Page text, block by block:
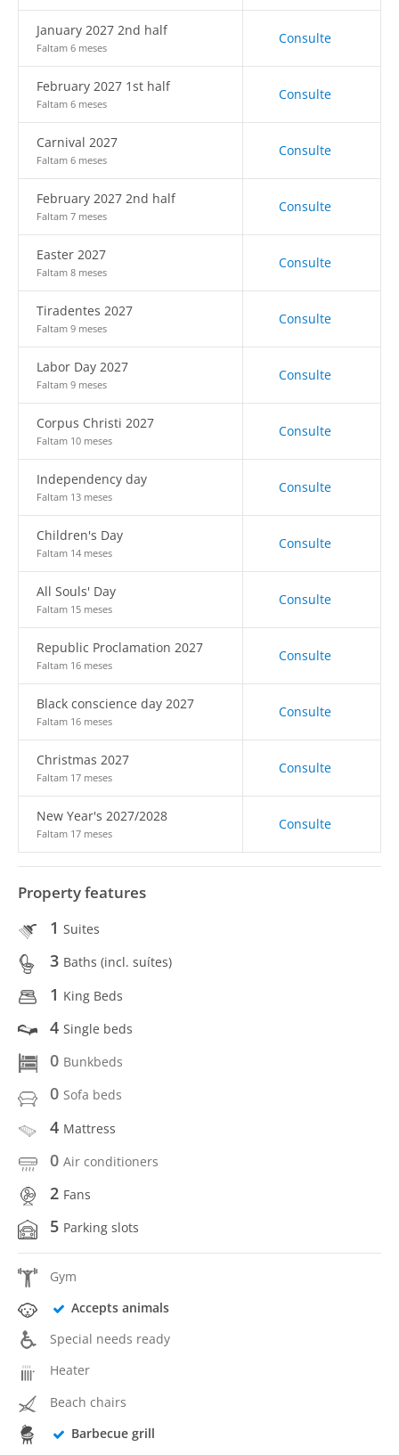
January 2027 2nd half
Faltam 6 meses
Consulte
February 2027 1st half
Faltam 6 meses
Consulte
Carnival 2027
Faltam 6 meses
Consulte
February 2027 2nd half
Faltam 7 meses
Consulte
Easter 2027
Faltam 8 meses
Consulte
Tiradentes 2027
Faltam 9 meses
Consulte
Labor Day 2027
Faltam 9 meses
Consulte
Corpus Christi 2027
Faltam 10 meses
Consulte
Independency day
Faltam 13 meses
Consulte
Children's Day
Faltam 14 meses
Consulte
All Souls' Day
Faltam 15 meses
Consulte
Republic Proclamation 2027
Faltam 16 meses
Consulte
Black conscience day 2027
Faltam 16 meses
Consulte
Christmas 2027
Faltam 17 meses
Consulte
New Year's 2027/2028
Faltam 17 meses
Consulte
Property features
1 Suites
3 Baths (incl. suítes)
1 King Beds
4 Single beds
0 Bunkbeds
0 Sofa beds
4 Mattress
0 Air conditioners
2 Fans
5 Parking slots
Gym
Accepts animals
Special needs ready
Heater
Beach chairs
Barbecue grill